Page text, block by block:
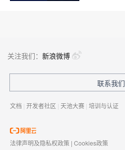
关注我们： 新浪微博
联系我们
文档 | 开发者社区 | 天池大赛 | 培训与认证
法律声明及隐私权政策 | Cookies政策